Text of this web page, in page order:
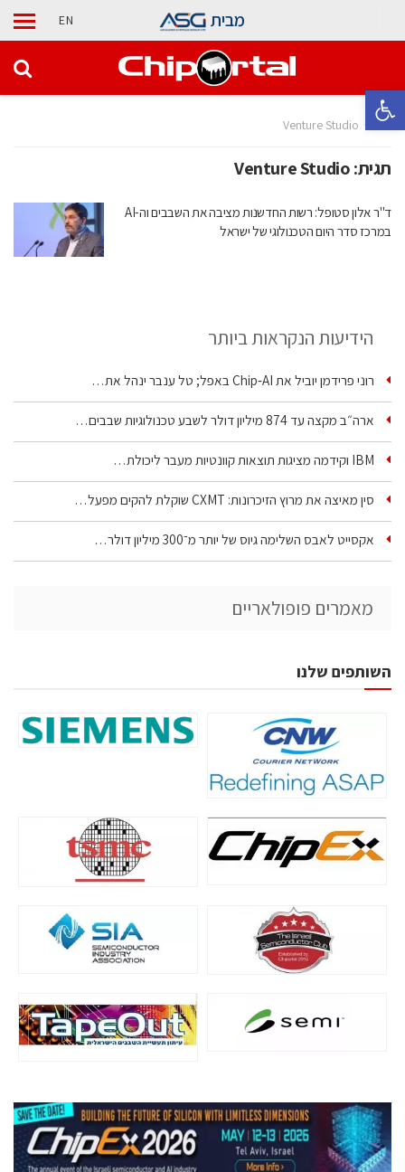
פתח סרגל נגישות
מבית EN
בית Venture Studio
תגית:Venture Studio
ד"ר אלון סטופל: רשות החדשנות מציבה את השבבים וה-AI
במרכז סדר היום הטכנולוגי של ישראל
הידיעות הנקראות ביותר
רוני פרידמן יוביל את Chip‑AI באפל; טל ענבר ינהל את…
ארה״ב מקצה עד 874 מיליון דולר לשבע טכנולוגיות שבבים…
IBM וקידמה מציגות תוצאות קוונטיות מעבר ליכולת…
סין מאיצה את מרוץ הזיכרונות: CXMT שוקלת להקים מפעל…
אקסייט לאבס השלימה גיוס של יותר מ־300 מיליון דולר…
מאמרים פופולאריים
השותפים שלנו